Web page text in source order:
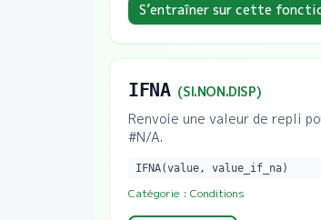
S’entraîner sur cette
IFNA (SI.NON.DISP)
Renvoie une valeur de repli
#N/A.
IFNA(value, value_if_na)
Catégorie : Conditions